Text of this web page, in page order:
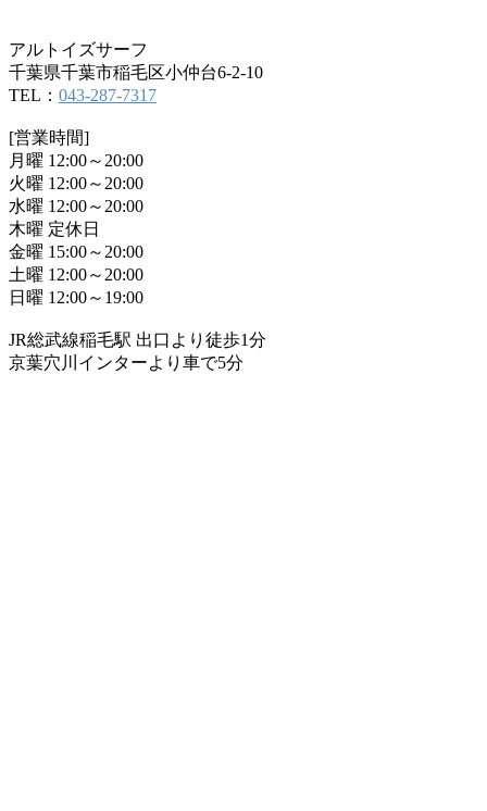
アルトイズサーフ
千葉県千葉市稲毛区小仲台6-2-10
TEL： 043-287-7317
[営業時間]
月曜 12:00～20:00
火曜 12:00～20:00
水曜 12:00～20:00
木曜 定休日
金曜 15:00～20:00
土曜 12:00～20:00
日曜 12:00～19:00
JR総武線稲毛駅 出口より徒歩1分
京葉穴川インターより車で5分